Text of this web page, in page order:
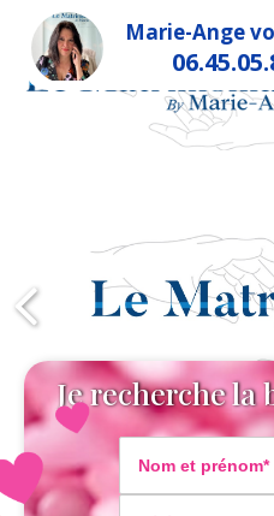
Marie-Ange
Je recherche la